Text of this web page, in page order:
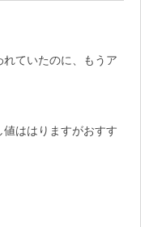
ていたのに、もうア
ははりますがおすす